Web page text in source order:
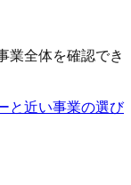
業全体を確認でき
と近い事業の選び